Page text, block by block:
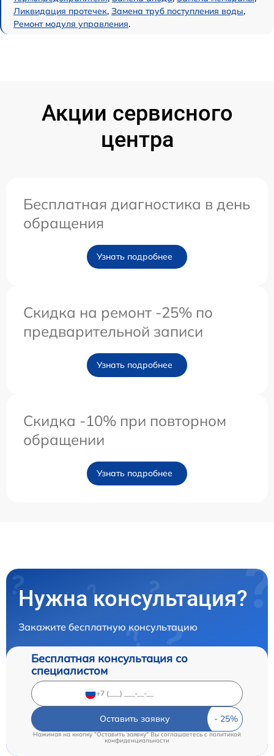
Ликвидация протечек, Замена труб поступления воды,
Ремонт модуля управления.
Акции сервисного
центра
Бесплатная диагностика в день
обращения
Узнать подробнее
Скидка на ремонт -25% по
предварительной записи
Узнать подробнее
Скидка -10% при повторном
обращении
Узнать подробнее
Нужна консультация?
Закажите бесплатную консультацию
Бесплатная консультация со
специалистом
Оставить заявку
Нажимая на кнопку "Оставить заявку" Вы соглашаетесь cполитикой
конфиденциальности